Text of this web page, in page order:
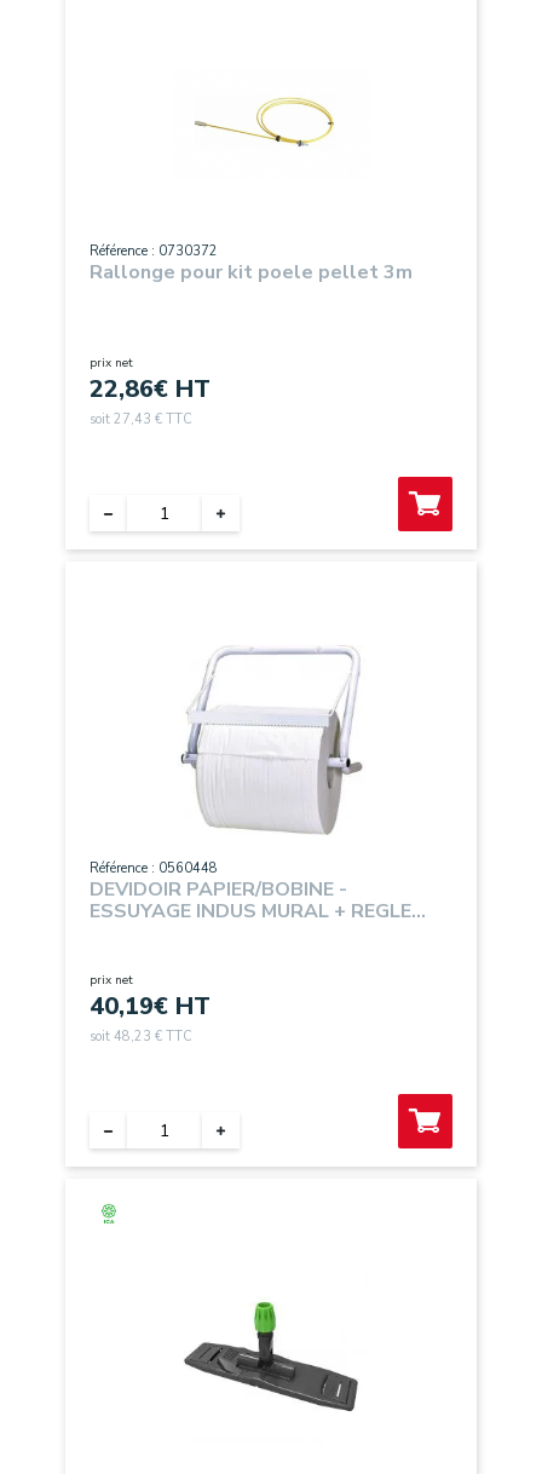
Référence : 0730372
Rallonge pour kit poele pellet 3m
prix net
22,86€ HT
soit 27,43 € TTC
Référence : 0560448
DEVIDOIR PAPIER/BOBINE -
ESSUYAGE INDUS MURAL + REGLE
prix net
40,19€ HT
soit 48,23 € TTC